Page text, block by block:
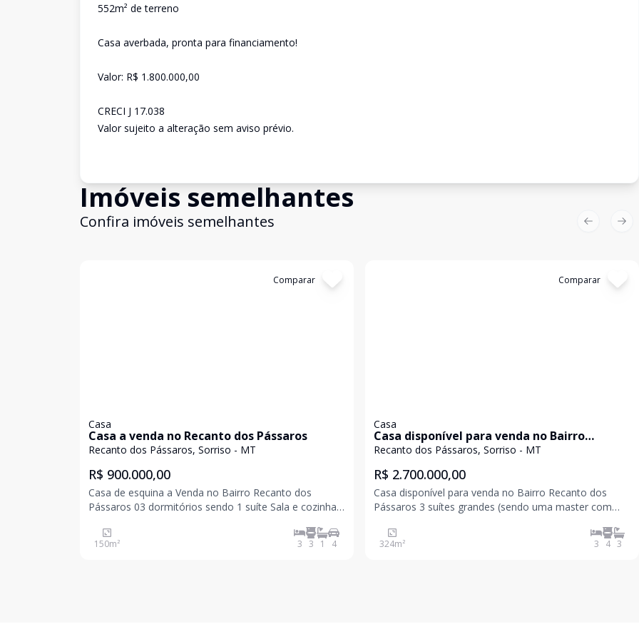
552m² de terreno
Casa averbada, pronta para financiamento!
Valor: R$ 1.800.000,00
CRECI J 17.038
Valor sujeito a alteração sem aviso prévio.
Imóveis semelhantes
Confira imóveis semelhantes
Comparar
Casa
Casa a venda no Recanto dos Pássaros
Recanto dos Pássaros, Sorriso - MT
R$ 900.000,00
Casa de esquina a Venda no Bairro Recanto dos
Pássaros 03 dormitórios sendo 1 suíte Sala e cozinha
Lavabo na parte externa Quintal gramando Cerca
150m² 3 3 1 4
Comparar
Casa
Casa disponível para venda no Bairro
Recanto dos Pássaros
Recanto dos Pássaros, Sorriso - MT
R$ 2.700.000,00
Casa disponível para venda no Bairro Recanto dos
Pássaros 3 suítes grandes (sendo uma master com
Lavanderia grande Cozinha e cozinha gourmet Lavabo
Jardim de inverno Piscina em alvenaria
324m² 3 4 3
Previous